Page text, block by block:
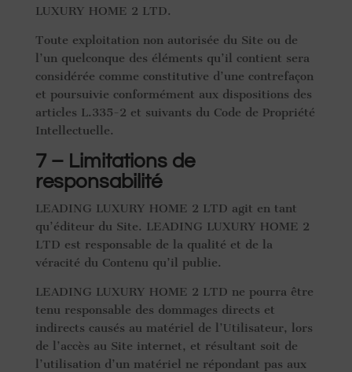
LUXURY HOME 2 LTD.
Toute exploitation non autorisée du Site ou de
l’un quelconque des éléments qu’il contient sera
considérée comme constitutive d’une contrefaçon
et poursuivie conformément aux dispositions des
articles L.335-2 et suivants du Code de Propriété
Intellectuelle.
7 – Limitations de
responsabilité
LEADING LUXURY HOME 2 LTD agit en tant
qu’éditeur du Site. LEADING LUXURY HOME 2
LTD est responsable de la qualité et de la
véracité du Contenu qu’il publie.
LEADING LUXURY HOME 2 LTD ne pourra être
tenu responsable des dommages directs et
indirects causés au matériel de l’Utilisateur, lors
de l’accès au Site internet, et résultant soit de
l’utilisation d’un matériel ne répondant pas aux